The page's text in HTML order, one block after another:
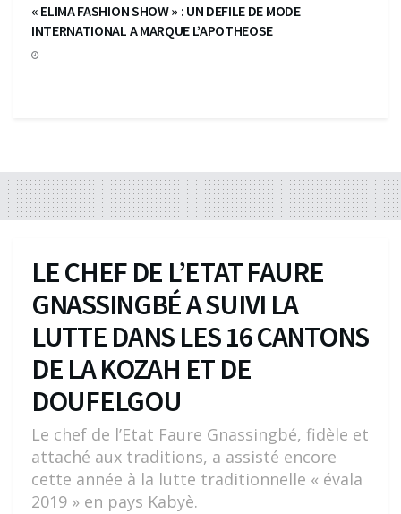
« ELIMA FASHION SHOW » : UN DEFILE DE MODE
INTERNATIONAL A MARQUE L’APOTHEOSE
LE CHEF DE L’ETAT FAURE
GNASSINGBÉ A SUIVI LA
LUTTE DANS LES 16 CANTONS
DE LA KOZAH ET DE
DOUFELGOU
Le chef de l’Etat Faure Gnassingbé, fidèle et
attaché aux traditions, a assisté encore
cette année à la lutte traditionnelle « évala
2019 » en pays Kabyè.